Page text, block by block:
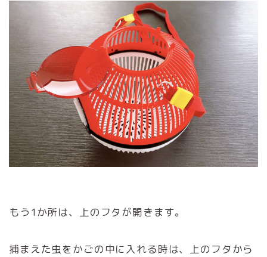
もう1か所は、上のフタが開きます。
捕まえた虫をかごの中に入れる時は、上のフタから